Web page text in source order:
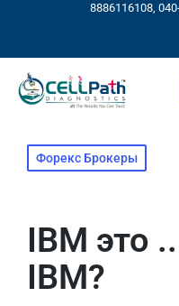
8886116108,
Форекс Брокеры
IBM это
IBM?